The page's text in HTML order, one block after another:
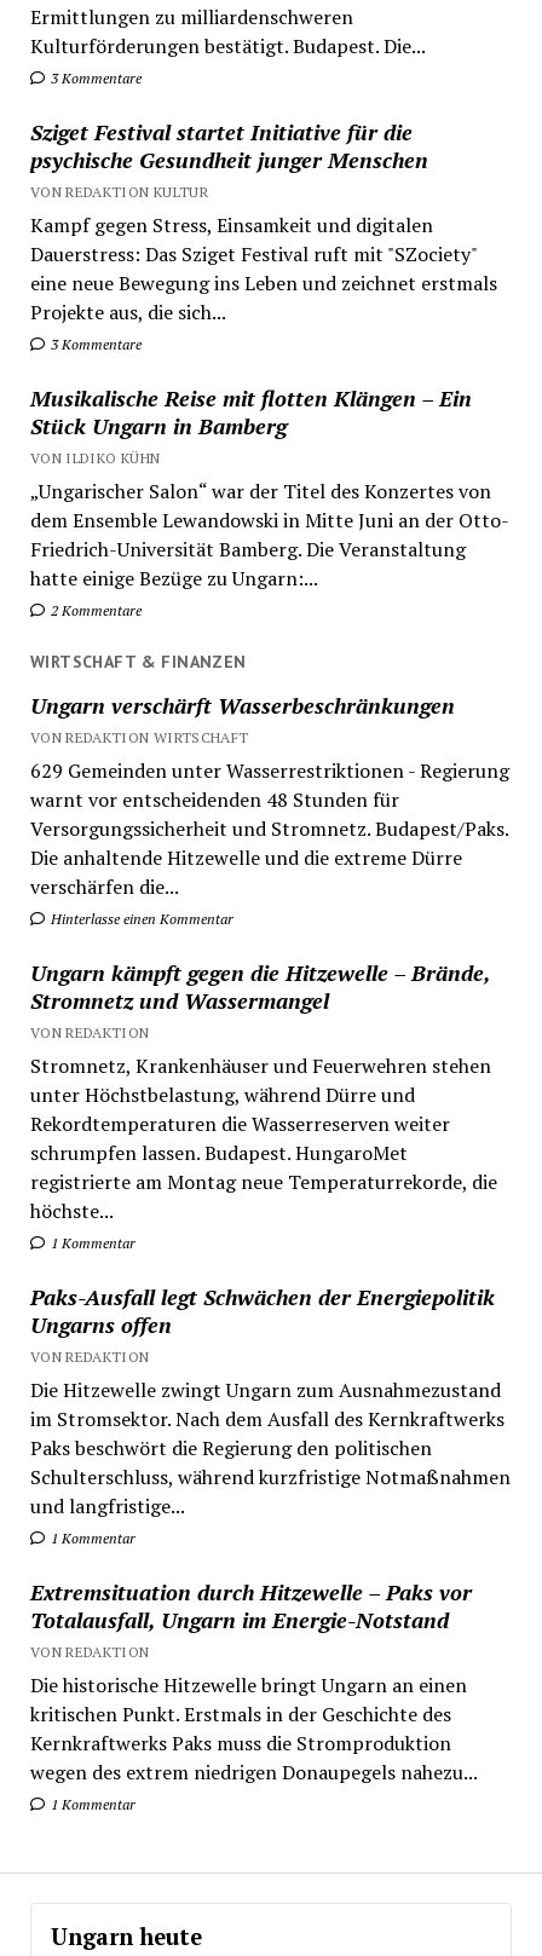
Ermittlungen zu milliardenschweren
Kulturförderungen bestätigt. Budapest. Die...
3 Kommentare
Sziget Festival startet Initiative für die
psychische Gesundheit junger Menschen
VON REDAKTION KULTUR
Kampf gegen Stress, Einsamkeit und digitalen
Dauerstress: Das Sziget Festival ruft mit "SZociety"
eine neue Bewegung ins Leben und zeichnet erstmals
Projekte aus, die sich...
3 Kommentare
Musikalische Reise mit flotten Klängen – Ein
Stück Ungarn in Bamberg
VON ILDIKO KÜHN
„Ungarischer Salon“ war der Titel des Konzertes von
dem Ensemble Lewandowski in Mitte Juni an der Otto-
Friedrich-Universität Bamberg. Die Veranstaltung
hatte einige Bezüge zu Ungarn:...
2 Kommentare
WIRTSCHAFT & FINANZEN
Ungarn verschärft Wasserbeschränkungen
VON REDAKTION WIRTSCHAFT
629 Gemeinden unter Wasserrestriktionen - Regierung
warnt vor entscheidenden 48 Stunden für
Versorgungssicherheit und Stromnetz. Budapest/Paks.
Die anhaltende Hitzewelle und die extreme Dürre
verschärfen die...
Hinterlasse einen Kommentar
Ungarn kämpft gegen die Hitzewelle – Brände,
Stromnetz und Wassermangel
VON REDAKTION
Stromnetz, Krankenhäuser und Feuerwehren stehen
unter Höchstbelastung, während Dürre und
Rekordtemperaturen die Wasserreserven weiter
schrumpfen lassen. Budapest. HungaroMet
registrierte am Montag neue Temperaturrekorde, die
höchste...
1 Kommentar
Paks-Ausfall legt Schwächen der Energiepolitik
Ungarns offen
VON REDAKTION
Die Hitzewelle zwingt Ungarn zum Ausnahmezustand
im Stromsektor. Nach dem Ausfall des Kernkraftwerks
Paks beschwört die Regierung den politischen
Schulterschluss, während kurzfristige Notmaßnahmen
und langfristige...
1 Kommentar
Extremsituation durch Hitzewelle – Paks vor
Totalausfall, Ungarn im Energie-Notstand
VON REDAKTION
Die historische Hitzewelle bringt Ungarn an einen
kritischen Punkt. Erstmals in der Geschichte des
Kernkraftwerks Paks muss die Stromproduktion
wegen des extrem niedrigen Donaupegels nahezu...
1 Kommentar
Ungarn heute